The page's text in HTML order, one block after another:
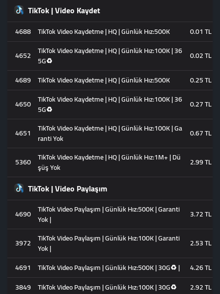
TikTok | Video Kaydet
4688 TikTok Video Kaydetme | HQ | Günlük Hız:500K
0.01 TL
4652 TikTok Video Kaydetme | HQ | Günlük Hız:100K | 36
5G♻️
0.02 TL
4689 TikTok Video Kaydetme | HQ | Günlük Hız:500K
0.25 TL
4650 TikTok Video Kaydetme | HQ | Günlük Hız:100K | 36
5G♻️
0.27 TL
4651
TikTok Video Kaydetme | HQ | Günlük Hız:100K | Ga
ranti Yok
0.67 TL
5360 TikTok Video Kaydetme | HQ | Günlük Hız:1M+ | Dü
şüş Yok
2.99 TL
TikTok | Video Paylaşım
4690 TikTok Video Paylaşım | Günlük Hız:500K | Garanti
Yok |
3.72 TL
3972 TikTok Video Paylaşım | Günlük Hız:100K | Garanti
Yok |
2.53 TL
4691
TikTok Video Paylaşım | Günlük Hız:500K | 30G♻️ |
4.26 TL
3849 TikTok Video Paylaşım | Günlük Hız:100K | 30G♻️
2.92 TL